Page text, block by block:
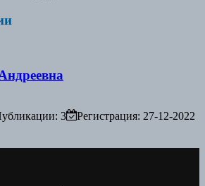
3 Регистрация: 27-12-2022